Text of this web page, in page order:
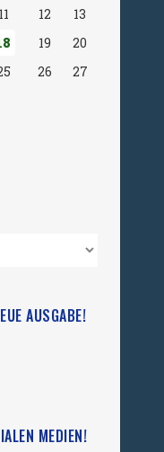
11 12
13
19
20
26
27
AUSGABE!
MEDIEN!